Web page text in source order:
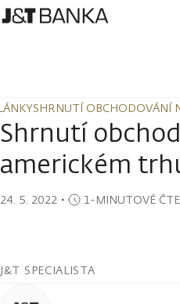
SHRNUTÍ OBCHODOVÁNÍ
SHRNUTÍ OBCHODOVÁNÍ
Shrnutí
americkém
24. 5. 2022 ・ 1-MINUTOVÉ
J&T SPECIALISTA